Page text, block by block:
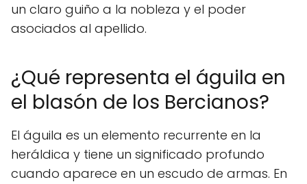
un claro guiño a la nobleza y el poder
asociados al apellido.
¿Qué representa el águila en
el blasón de los Bercianos?
El águila es un elemento recurrente en la
heráldica y tiene un significado profundo
cuando aparece en un escudo de armas. En